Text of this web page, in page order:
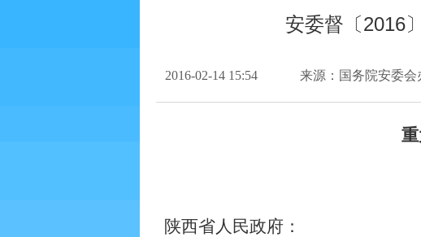
安委督〔2016
2016-02-14 15:54 来源：国务院安委会
陕西省人民政府：